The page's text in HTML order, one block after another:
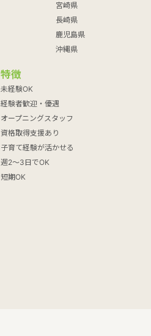
宮崎県
長崎県
鹿児島県
沖縄県
特徴
未経験OK
経験者歓迎・優遇
オープニングスタッフ
資格取得支援あり
子育て経験が活かせる
週2～3日でOK
短期OK